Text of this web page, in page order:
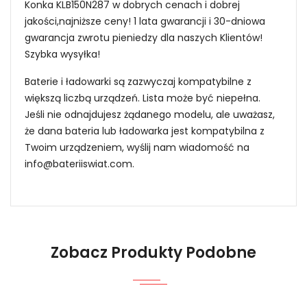
Konka KLB150N287 w dobrych cenach i dobrej
jakości,najniższe ceny! 1 lata gwarancji i 30-dniowa
gwarancja zwrotu pieniedzy dla naszych Klientów!
Szybka wysyłka!
Baterie i ładowarki są zazwyczaj kompatybilne z
większą liczbą urządzeń. Lista może być niepełna.
Jeśli nie odnajdujesz żądanego modelu, ale uważasz,
że dana bateria lub ładowarka jest kompatybilna z
Twoim urządzeniem, wyślij nam wiadomość na
info@bateriiswiat.com.
Niezawodność i pewność
1.Model urządzenia
Zobacz Produkty Podobne